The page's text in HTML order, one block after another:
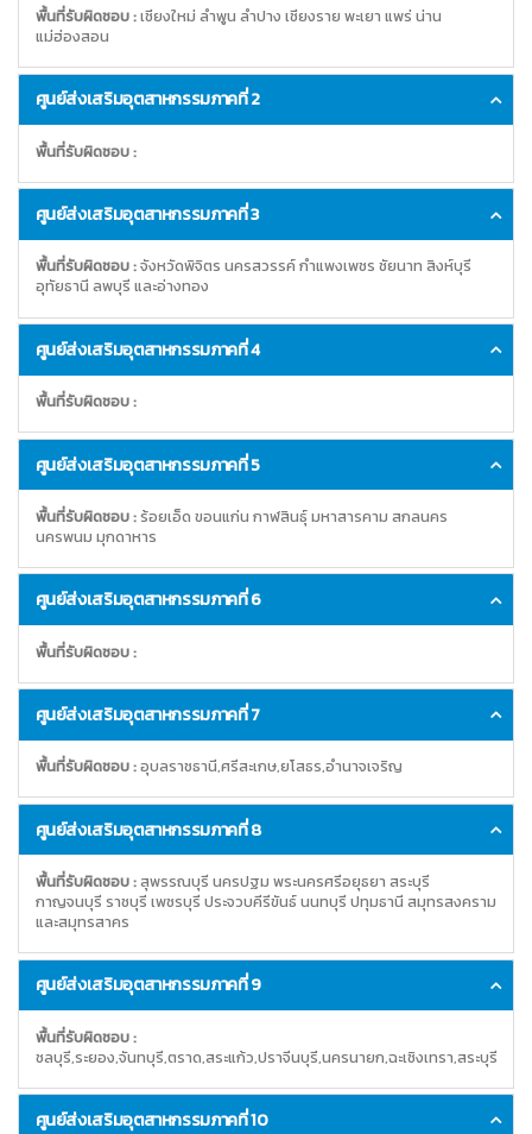
พื้นที่รับผิดชอบ :เชียงใหม่ ลำพูน ลำปาง เชียงราย พะเยา แพร่ น่าน
แม่ฮ่องสอน
ศูนย์ส่งเสริมอุตสาหกรรมภาคที่ 2
พื้นที่รับผิดชอบ :
ศูนย์ส่งเสริมอุตสาหกรรมภาคที่ 3
พื้นที่รับผิดชอบ :จังหวัดพิจิตร นครสวรรค์ กำแพงเพชร ชัยนาท สิงห์บุรี
อุทัยธานี ลพบุรี และอ่างทอง
ศูนย์ส่งเสริมอุตสาหกรรมภาคที่ 4
พื้นที่รับผิดชอบ :
ศูนย์ส่งเสริมอุตสาหกรรมภาคที่ 5
พื้นที่รับผิดชอบ :ร้อยเอ็ด ขอนแก่น กาฬสินธุ์ มหาสารคาม สกลนคร
นครพนม มุกดาหาร
ศูนย์ส่งเสริมอุตสาหกรรมภาคที่ 6
พื้นที่รับผิดชอบ :
ศูนย์ส่งเสริมอุตสาหกรรมภาคที่ 7
พื้นที่รับผิดชอบ :อุบลราชธานี,ศรีสะเกษ,ยโสธร,อำนาจเจริญ
ศูนย์ส่งเสริมอุตสาหกรรมภาคที่ 8
พื้นที่รับผิดชอบ :สุพรรณบุรี นครปฐม พระนครศรีอยุธยา สระบุรี
กาญจนบุรี ราชบุรี เพชรบุรี ประจวบคีรีขันธ์ นนทบุรี ปทุมธานี สมุทรสงคราม
และสมุทรสาคร
ศูนย์ส่งเสริมอุตสาหกรรมภาคที่ 9
พื้นที่รับผิดชอบ :
ชลบุรี,ระยอง,จันทบุรี,ตราด,สระแก้ว,ปราจีนบุรี,นครนายก,ฉะเชิงเทรา,สระบุรี
ศูนย์ส่งเสริมอุตสาหกรรมภาคที่ 10